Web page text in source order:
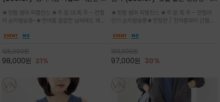
브이넥 디자인이라 부담없이 쓱쓱~걸치
는 꾸안꾸!!가볍고 바스락한 나일론 블렌
드 소재감이 세련된 무드를 더해주는 가
★핫템 썸머 득템찬스 ★주.문.대.폭.주 - 전컬
러 순차발송중~★한여름 꿉꿉한 날씨에도 쾌적
일 자켓은 가벼운 무게감과 방수성 덕분에 여름
등과 밸런스를 맞춥니다
125,000원
98,000원 21%
(Volume Fit)가볍지만 입체적인 실
루엣을 유지하는 구조적 디자인
★핫템 썸머 득템찬스 ★주.문.폭.주 - 전컬러
인기 순차발송중★한정판 / 한여름부터 간절기
단 스토퍼 디테일로 핏 조절이 가능해 실용적/바
가볍게 비치는 세련된후드
139,000원
97,000원 30%